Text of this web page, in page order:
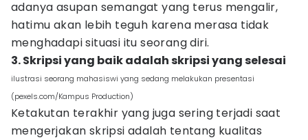
adanya asupan semangat yang terus mengalir,
hatimu akan lebih teguh karena merasa tidak
menghadapi situasi itu seorang diri.
3. Skripsi yang baik adalah skripsi yang selesai
ilustrasi seorang mahasiswi yang sedang melakukan presentasi
(pexels.com/Kampus Production)
Ketakutan terakhir yang juga sering terjadi saat
mengerjakan skripsi adalah tentang kualitas